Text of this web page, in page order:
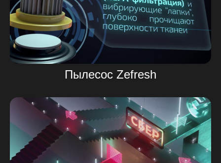
Пылесос Zefresh